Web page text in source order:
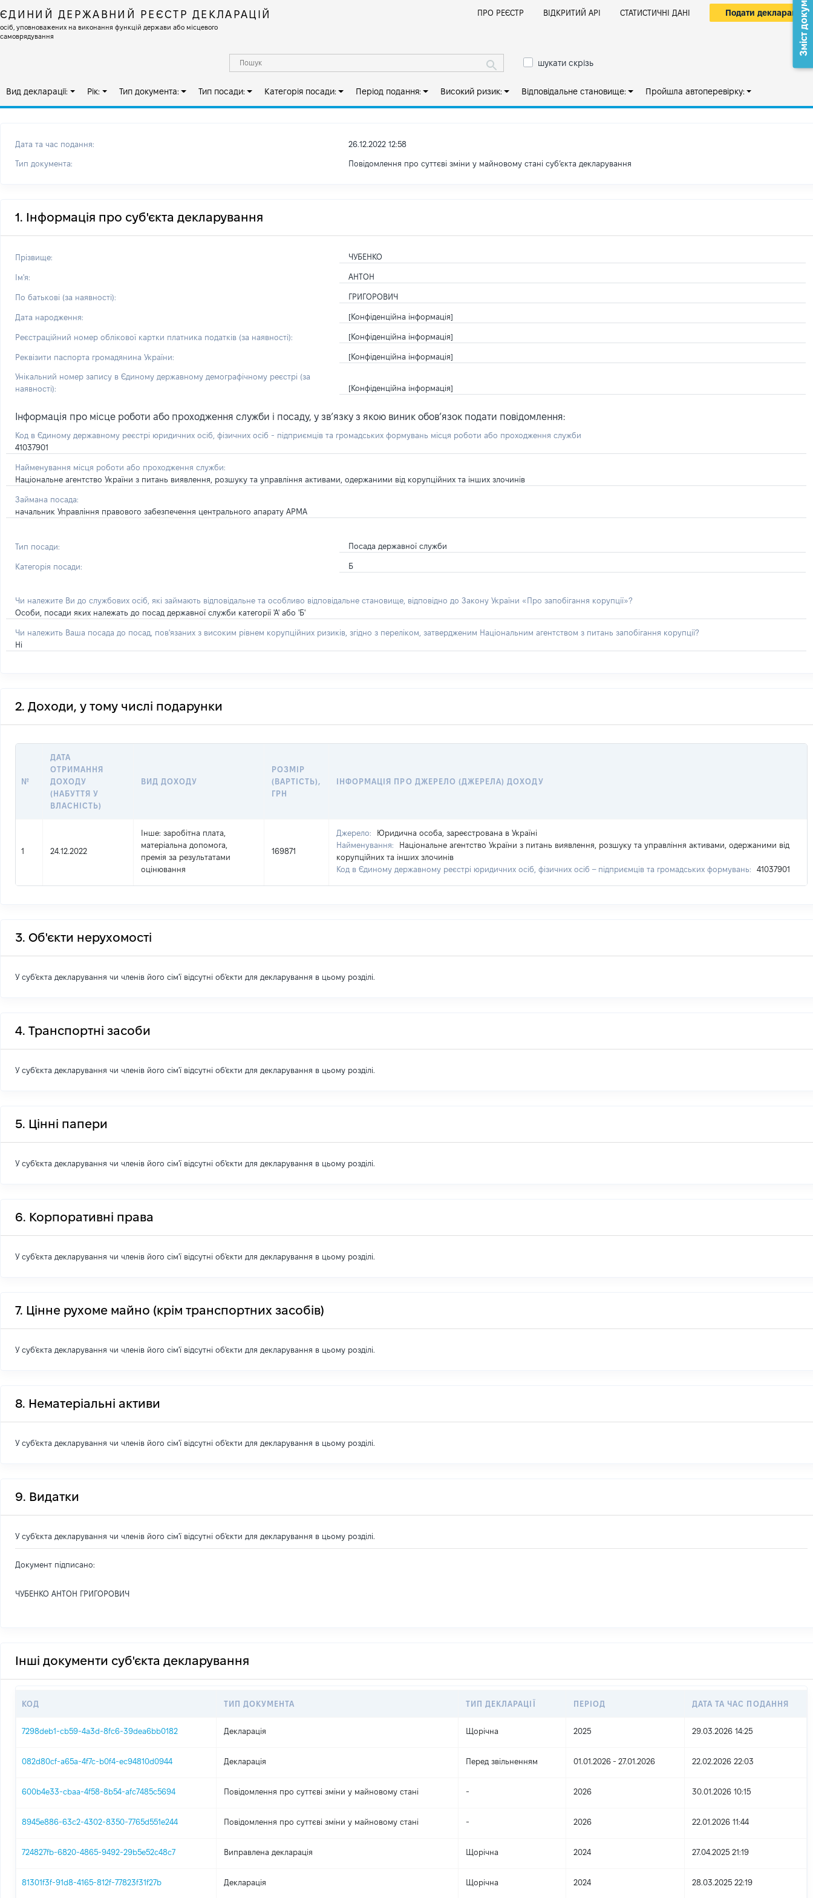
ЄДИНИЙ ДЕРЖАВНИЙ РЕЄСТР ДЕКЛАРАЦІЙ
осіб, уповноважених на виконання функцій держави або місцевого
самоврядування
ПРО РЕЄСТР ВІДКРИТИЙ АРІ СТАТИСТИЧНІ ДАНІ Подати декларацію
шукати скрізь
Вид декларації: Рік: Тип документа: Тип посади: Категорія посади: Період подання: Високий ризик: Відповідальне становище: Пройшла автоперевірку:
Дата та час подання: 26.12.2022 12:58
Тип документа: Повідомлення про суттєві зміни у майновому стані субʼєкта декларування
1. Інформація про суб'єкта декларування
Прізвище: ЧУБЕНКО
Ім'я: АНТОН
По батькові (за наявності): ГРИГОРОВИЧ
Дата народження: [Конфіденційна інформація]
Реєстраційний номер облікової картки платника податків (за наявності): [Конфіденційна інформація]
Реквізити паспорта громадянина України: [Конфіденційна інформація]
Унікальний номер запису в Єдиному державному демографічному реєстрі (за
наявності):
[Конфіденційна інформація]
Інформація про місце роботи або проходження служби і посаду, у зв’язку з якою виник обов’язок подати повідомлення:
Код в Єдиному державному реєстрі юридичних осіб, фізичних осіб - підприємців та громадських формувань місця роботи або проходження служби
41037901
Найменування місця роботи або проходження служби:
Національне агентство України з питань виявлення, розшуку та управління активами, одержаними від корупційних та інших злочинів
Займана посада:
начальник Управління правового забезпечення центрального апарату АРМА
Тип посади: Посада державної служби
Категорія посади: Б
Чи належите Ви до службових осіб, які займають відповідальне та особливо відповідальне становище, відповідно до Закону України «Про запобігання корупції»?
Особи, посади яких належать до посад державної служби категорії 'А' або 'Б'
Чи належить Ваша посада до посад, пов'язаних з високим рівнем корупційних ризиків, згідно з переліком, затвердженим Національним агентством з питань запобігання корупції?
Ні
2. Доходи, у тому числі подарунки
№
ДАТА
ОТРИМАННЯ
ДОХОДУ
(НАБУТТЯ У
ВЛАСНІСТЬ)
ВИД ДОХОДУ
РОЗМІР
(ВАРТІСТЬ),
ГРН
ІНФОРМАЦІЯ ПРО ДЖЕРЕЛО (ДЖЕРЕЛА) ДОХОДУ
1 24.12.2022
Інше: заробітна плата,
матеріальна допомога,
премія за результатами
оцінювання
169871
Джерело:
Юридична особа, зареєстрована в Україні
Найменування:
Національне агентство України з питань виявлення, розшуку та управління активами, одержаними від
корупційних та інших злочинів
Код в Єдиному державному реєстрі юридичних осіб, фізичних осіб – підприємців та громадських формувань:
41037901
3. Об'єкти нерухомості
У суб'єкта декларування чи членів його сім'ї відсутні об'єкти для декларування в цьому розділі.
4. Транспортні засоби
У суб'єкта декларування чи членів його сім'ї відсутні об'єкти для декларування в цьому розділі.
5. Цінні папери
У суб'єкта декларування чи членів його сім'ї відсутні об'єкти для декларування в цьому розділі.
6. Корпоративні права
У суб'єкта декларування чи членів його сім'ї відсутні об'єкти для декларування в цьому розділі.
7. Цінне рухоме майно (крім транспортних засобів)
У суб'єкта декларування чи членів його сім'ї відсутні об'єкти для декларування в цьому розділі.
8. Нематеріальні активи
У суб'єкта декларування чи членів його сім'ї відсутні об'єкти для декларування в цьому розділі.
9. Видатки
У суб'єкта декларування чи членів його сім'ї відсутні об'єкти для декларування в цьому розділі.
Документ підписано:
ЧУБЕНКО АНТОН ГРИГОРОВИЧ
Зміст документа
Інші документи суб'єкта декларування
КОД ТИП ДОКУМЕНТА ТИП ДЕКЛАРАЦІЇ ПЕРІОД ДАТА ТА ЧАС ПОДАННЯ
7298deb1-cb59-4a3d-8fc6-39dea6bb0182 Декларація Щорічна 2025 29.03.2026 14:25
082d80cf-a65a-4f7c-b0f4-ec94810d0944 Декларація Перед звільненням 01.01.2026 - 27.01.2026 22.02.2026 22:03
600b4e33-cbaa-4f58-8b54-afc7485c5694 Повідомлення про суттєві зміни y майновому стані - 2026 30.01.2026 10:15
8945e886-63c2-4302-8350-7765d551e244 Повідомлення про суттєві зміни y майновому стані - 2026 22.01.2026 11:44
724827fb-6820-4865-9492-29b5e52c48c7 Виправлена декларація Щорічна 2024 27.04.2025 21:19
81301f3f-91d8-4165-812f-77823f31f27b Декларація Щорічна 2024 28.03.2025 22:19